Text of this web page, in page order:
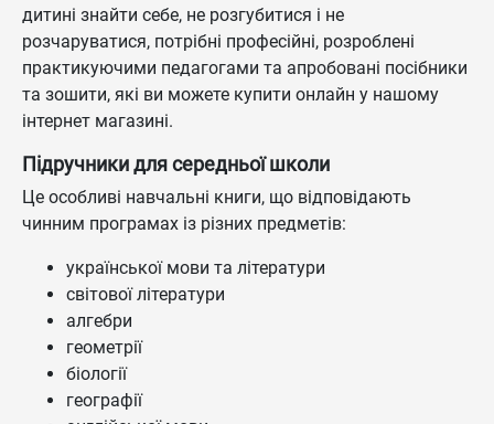
дитині знайти себе, не розгубитися і не
розчаруватися, потрібні професійні, розроблені
практикуючими педагогами та апробовані посібники
та зошити, які ви можете купити онлайн у нашому
інтернет магазині.
Підручники для середньої школи
Це особливі навчальні книги, що відповідають
чинним програмах із різних предметів:
української мови та літератури
світової літератури
алгебри
геометрії
біології
географії